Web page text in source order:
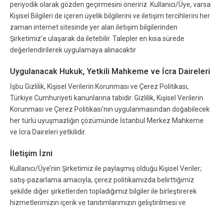
periyodik olarak gözden geçirmesini öneririz. Kullanıcı/Üye, varsa
Kişisel Bilgileri de içeren üyelik bilgilerini ve iletişim tercihlerini her
zaman internet sitesinde yer alan iletişim bilgilerinden
Şirketimiz’e ulaşarak da iletebilir. Talepler en kısa sürede
değerlendirilerek uygulamaya alınacaktır
Uygulanacak Hukuk, Yetkili Mahkeme ve İcra Daireleri
İşbu Gizlilik, Kişisel Verilerin Korunması ve Çerez Politikası,
Türkiye Cumhuriyeti kanunlarına tabidir. Gizlilik, Kişisel Verilerin
Korunması ve Çerez Politikası’nın uygulanmasından doğabilecek
her türlü uyuşmazlığın çözümünde İstanbul Merkez Mahkeme
ve İcra Daireleri yetkilidir.
İletişim İzni
Kullanıcı/Üye’nin Şirketimiz ile paylaşmış olduğu Kişisel Veriler;
satış-pazarlama amacıyla, çerez politikamızda belirttiğimiz
şekilde diğer şirketlerden topladığımız bilgiler ile birleştirerek
hizmetlerimizin içerik ve tanıtımlarımızın geliştirilmesi ve